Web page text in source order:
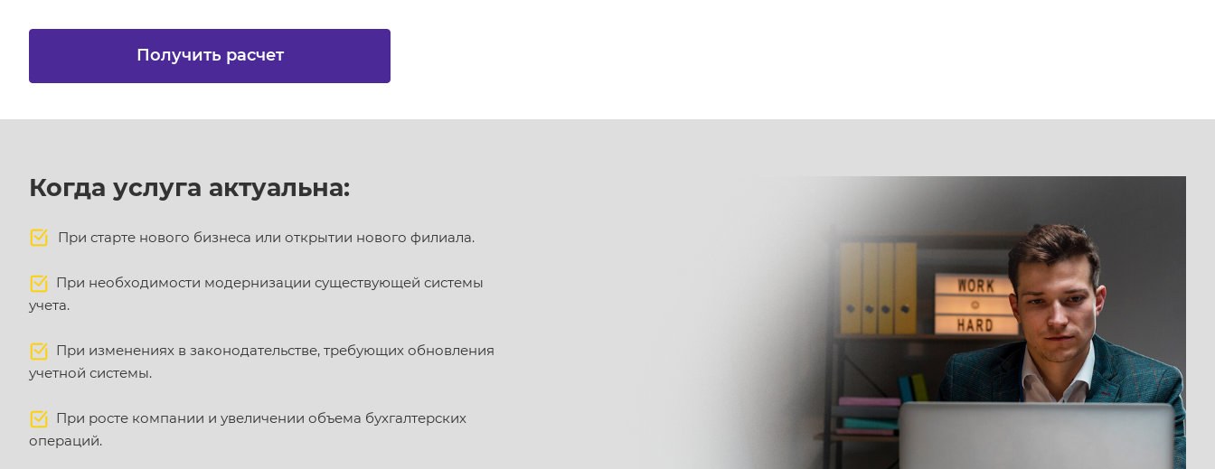
Получить расчет
Когда услуга актуальна:
При старте нового бизнеса или открытии нового филиала.
При необходимости модернизации существующей системы
учета.
При изменениях в законодательстве, требующих обновления
учетной системы.
При росте компании и увеличении объема бухгалтерских
операций.